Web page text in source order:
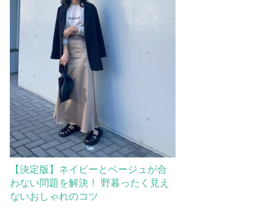
【決定版】ネイビーとベージュが合
わない問題を解決！ 野暮ったく見え
ないおしゃれのコツ